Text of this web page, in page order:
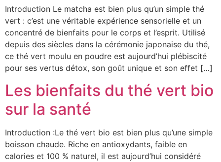
Introduction Le matcha est bien plus qu’un simple thé
vert : c’est une véritable expérience sensorielle et un
concentré de bienfaits pour le corps et l’esprit. Utilisé
depuis des siècles dans la cérémonie japonaise du thé,
ce thé vert moulu en poudre est aujourd’hui plébiscité
pour ses vertus détox, son goût unique et son effet […]
Les bienfaits du thé vert bio
sur la santé
Introduction :Le thé vert bio est bien plus qu’une simple
boisson chaude. Riche en antioxydants, faible en
calories et 100 % naturel, il est aujourd’hui considéré